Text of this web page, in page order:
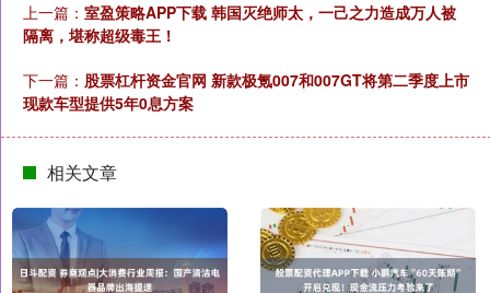
上一篇： 室盈策略APP下载 韩国灭绝师太，一己之力造成万人被
隔离，堪称超级毒王！
下一篇： 股票杠杆资金官网 新款极氪007和007GT将第二季度上市
现款车型提供5年0息方案
相关文章